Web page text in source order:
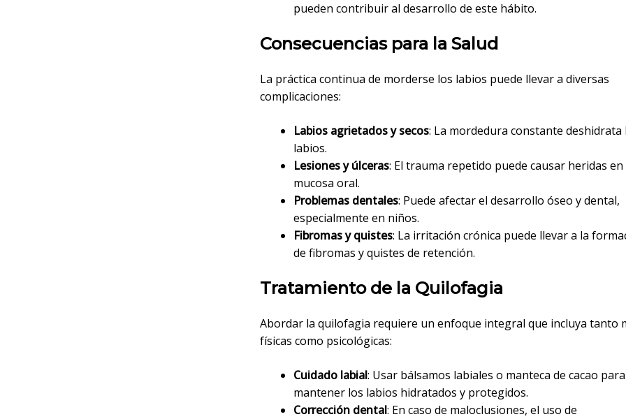
pueden contribuir al desarrollo de este hábito.
Consecuencias para la Salud
La práctica continua de morderse los labios puede llevar a diversas
complicaciones:
Labios agrietados y secos: La mordedura constante deshidrata
labios.
Lesiones y úlceras: El trauma repetido puede causar heridas en
mucosa oral.
Problemas dentales: Puede afectar el desarrollo óseo y dental,
especialmente en niños.
Fibromas y quistes: La irritación crónica puede llevar a la
de fibromas y quistes de retención.
Tratamiento de la Quilofagia
Abordar la quilofagia requiere un enfoque integral que incluya tanto
físicas como psicológicas:
Cuidado labial: Usar bálsamos labiales o manteca de cacao para
mantener los labios hidratados y protegidos.
Corrección dental: En caso de maloclusiones, el uso de